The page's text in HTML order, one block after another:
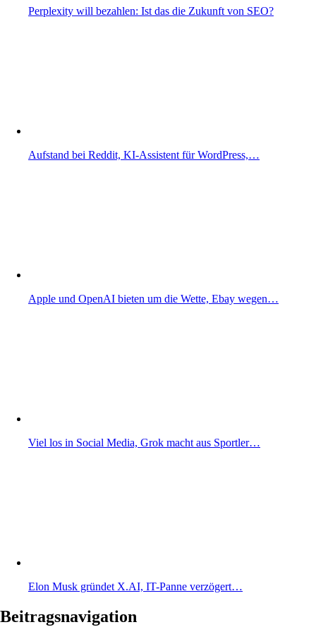
Perplexity will bezahlen: Ist das die Zukunft von SEO?
Aufstand bei Reddit, KI-Assistent für WordPress,…
Apple und OpenAI bieten um die Wette, Ebay wegen…
Viel los in Social Media, Grok macht aus Sportler…
Elon Musk gründet X.AI, IT-Panne verzögert…
Beitragsnavigation